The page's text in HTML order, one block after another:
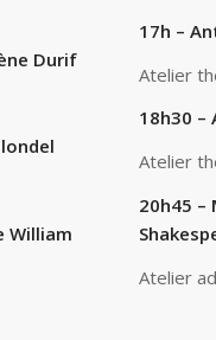
Durif
William
17h –
Atelier
18h30 –
Atelier
20h45 –
Atelier